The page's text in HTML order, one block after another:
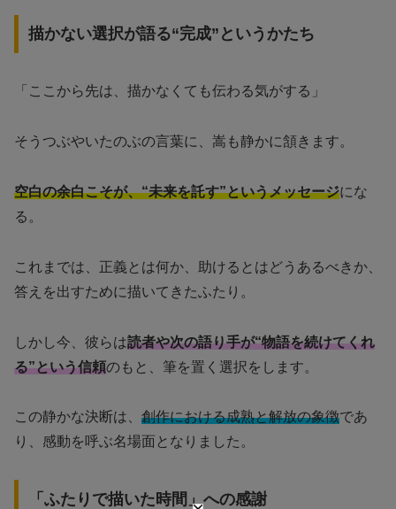
描かない選択が語る“完成”というかたち
「ここから先は、描かなくても伝わる気がする」
そうつぶやいたのぶの言葉に、嵩も静かに頷きます。
空白の余白こそが、“未来を託す”というメッセージにな
る。
これまでは、正義とは何か、助けるとはどうあるべきか、
答えを出すために描いてきたふたり。
しかし今、彼らは読者や次の語り手が“物語を続けてくれ
る”という信頼のもと、筆を置く選択をします。
この静かな決断は、 創作における成熟と解放の象徴であ
り、感動を呼ぶ名場面となりました。
「ふたりで描いた時間」への感謝